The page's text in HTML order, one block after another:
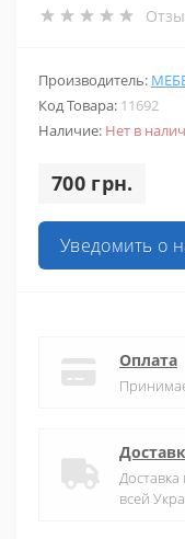
Производитель:
Код Товара: 11692
Наличие: Нет в
700 грн.
Уведомить о
Оплата
всей